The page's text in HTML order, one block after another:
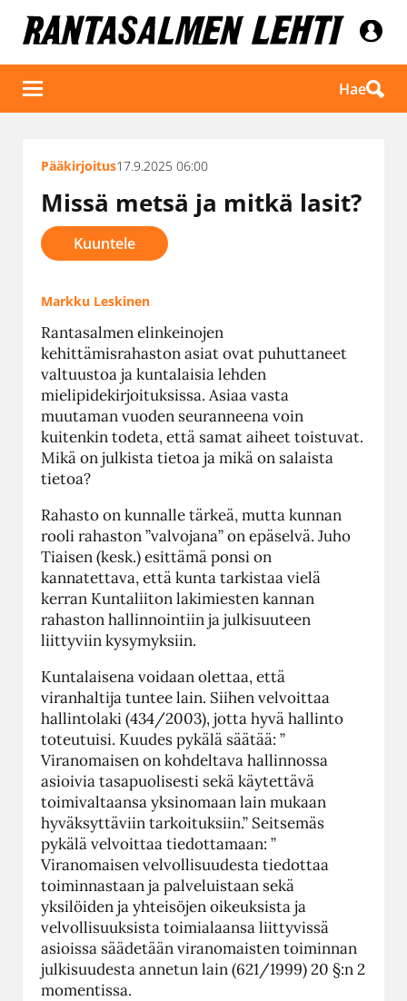
Hae
Pääkirjoitus17.9.2025 06:00
Missä metsä ja mitkä lasit?
Kuuntele
Markku Leskinen
Rantasalmen elinkeinojen
kehittämisrahaston asiat ovat puhuttaneet
valtuustoa ja kuntalaisia lehden
mielipidekirjoituksissa. Asiaa vasta
muutaman vuoden seuranneena voin
kuitenkin todeta, että samat aiheet toistuvat.
Mikä on julkista tietoa ja mikä on salaista
tietoa?
Rahasto on kunnalle tärkeä, mutta kunnan
rooli rahaston ”valvojana” on epäselvä. Juho
Tiaisen (kesk.) esittämä ponsi on
kannatettava, että kunta tarkistaa vielä
kerran Kuntaliiton lakimiesten kannan
rahaston hallinnointiin ja julkisuuteen
liittyviin kysymyksiin.
Kuntalaisena voidaan olettaa, että
viranhaltija tuntee lain. Siihen velvoittaa
hallintolaki (434/2003), jotta hyvä hallinto
toteutuisi. Kuudes pykälä säätää: ”
Viranomaisen on kohdeltava hallinnossa
asioivia tasapuolisesti sekä käytettävä
toimivaltaansa yksinomaan lain mukaan
hyväksyttäviin tarkoituksiin.” Seitsemäs
pykälä velvoittaa tiedottamaan: ”
Viranomaisen velvollisuudesta tiedottaa
toiminnastaan ja palveluistaan sekä
yksilöiden ja yhteisöjen oikeuksista ja
velvollisuuksista toimialaansa liittyvissä
asioissa säädetään viranomaisten toiminnan
julkisuudesta annetun lain (621/1999) 20 §:n 2
momentissa.